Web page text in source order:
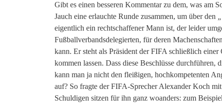
Gibt es einen besseren Kommentar zu dem, was am
Jauch eine erlauchte Runde zusammen, um über den
eigentlich ein rechtschaffener Mann ist, der leider
Fußballverbandsdelegierten, für deren
kann. Er steht als Präsident der FIFA schließlich
kommen lassen. Dass diese Beschlüsse
kann man ja nicht den fleißigen, hochkompetenten
auf? So fragte der FIFA-Sprecher Alexander Koch
Schuldigen sitzen für ihn ganz woanders: zum